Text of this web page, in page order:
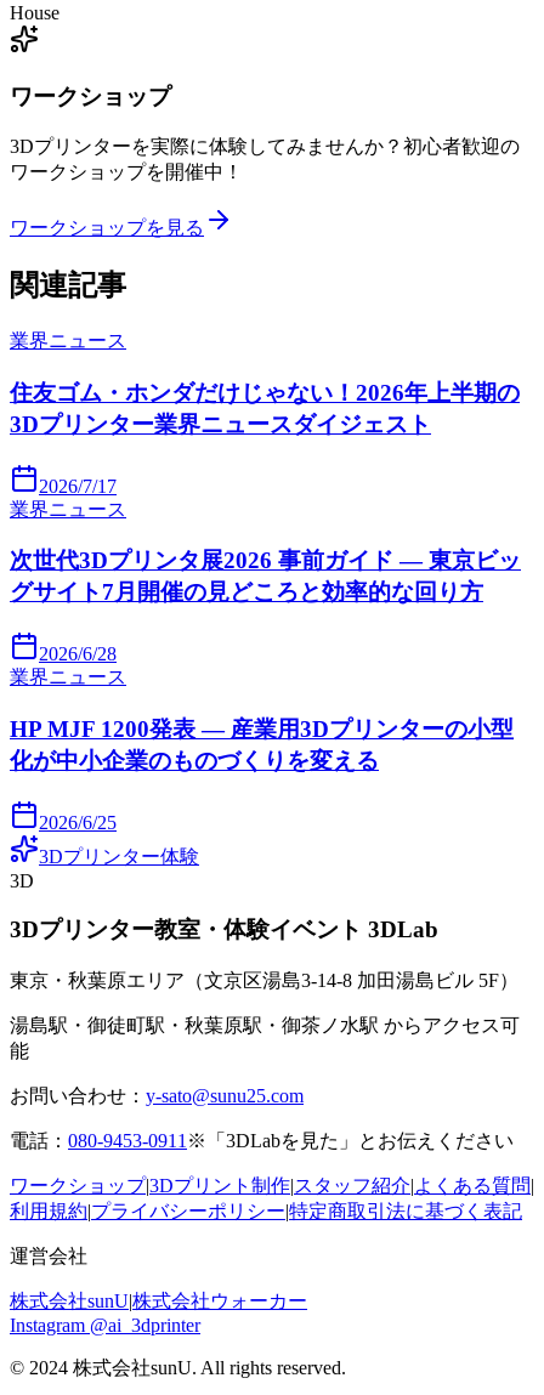
House
ワークショップ
3Dプリンターを実際に体験してみませんか？初心者歓迎の
ワークショップを開催中！
ワークショップを見る
関連記事
業界ニュース
住友ゴム・ホンダだけじゃない！2026年上半期の
3Dプリンター業界ニュースダイジェスト
2026/7/17
業界ニュース
次世代3Dプリンタ展2026 事前ガイド — 東京ビッ
グサイト7月開催の見どころと効率的な回り方
2026/6/28
業界ニュース
HP MJF 1200発表 — 産業用3Dプリンターの小型
化が中小企業のものづくりを変える
2026/6/25
3Dプリンター体験
3D
3Dプリンター教室・体験イベント 3DLab
東京・秋葉原エリア（文京区湯島3-14-8 加田湯島ビル 5F）
湯島駅・御徒町駅・秋葉原駅・御茶ノ水駅 からアクセス可
能
お問い合わせ： y-sato@sunu25.com
電話： 080-9453-0911 ※「3DLabを見た」とお伝えください
ワークショップ|3Dプリント制作|スタッフ紹介|よくある質問|
利用規約|プライバシーポリシー|特定商取引法に基づく表記
運営会社
株式会社sunU|株式会社ウォーカー
Instagram @ai_3dprinter
© 2024 株式会社sunU. All rights reserved.